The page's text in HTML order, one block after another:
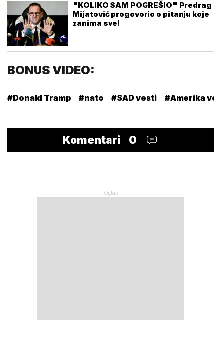
"KOLIKO SAM POGREŠIO" Predrag
Mijatović progovorio o pitanju koje
zanima sve!
BONUS VIDEO:
#Donald Tramp #nato #SAD vesti #Amerika
Komentari 0